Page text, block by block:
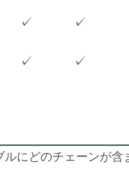
✓ ✓
✓ ✓
にどのチェーンが含